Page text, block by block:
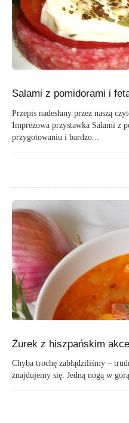
Salami z pomidorami i
Przepis nadesłany przez naszą
Imprezowa przystawka Salami z
przygotowaniu i bardzo...
Żurek z hiszpańskim
Chyba trochę zabłądziliśmy –
znajdujemy się. Jedną nogą w